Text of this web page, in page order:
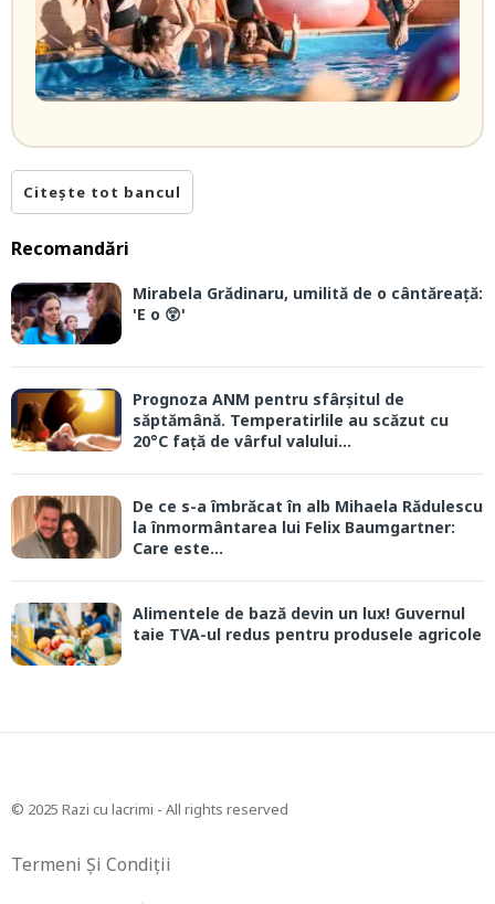
Citește tot bancul
Recomandări
Mirabela Grădinaru, umilită de o cântăreață:
'E o 😲'
Prognoza ANM pentru sfârșitul de
săptămână. Temperatirlile au scăzut cu
20°C față de vârful valului...
De ce s-a îmbrăcat în alb Mihaela Rădulescu
la înmormântarea lui Felix Baumgartner:
Care este...
Alimentele de bază devin un lux! Guvernul
taie TVA-ul redus pentru produsele agricole
© 2025 Razi cu lacrimi - All rights reserved
Termeni Și Condiții